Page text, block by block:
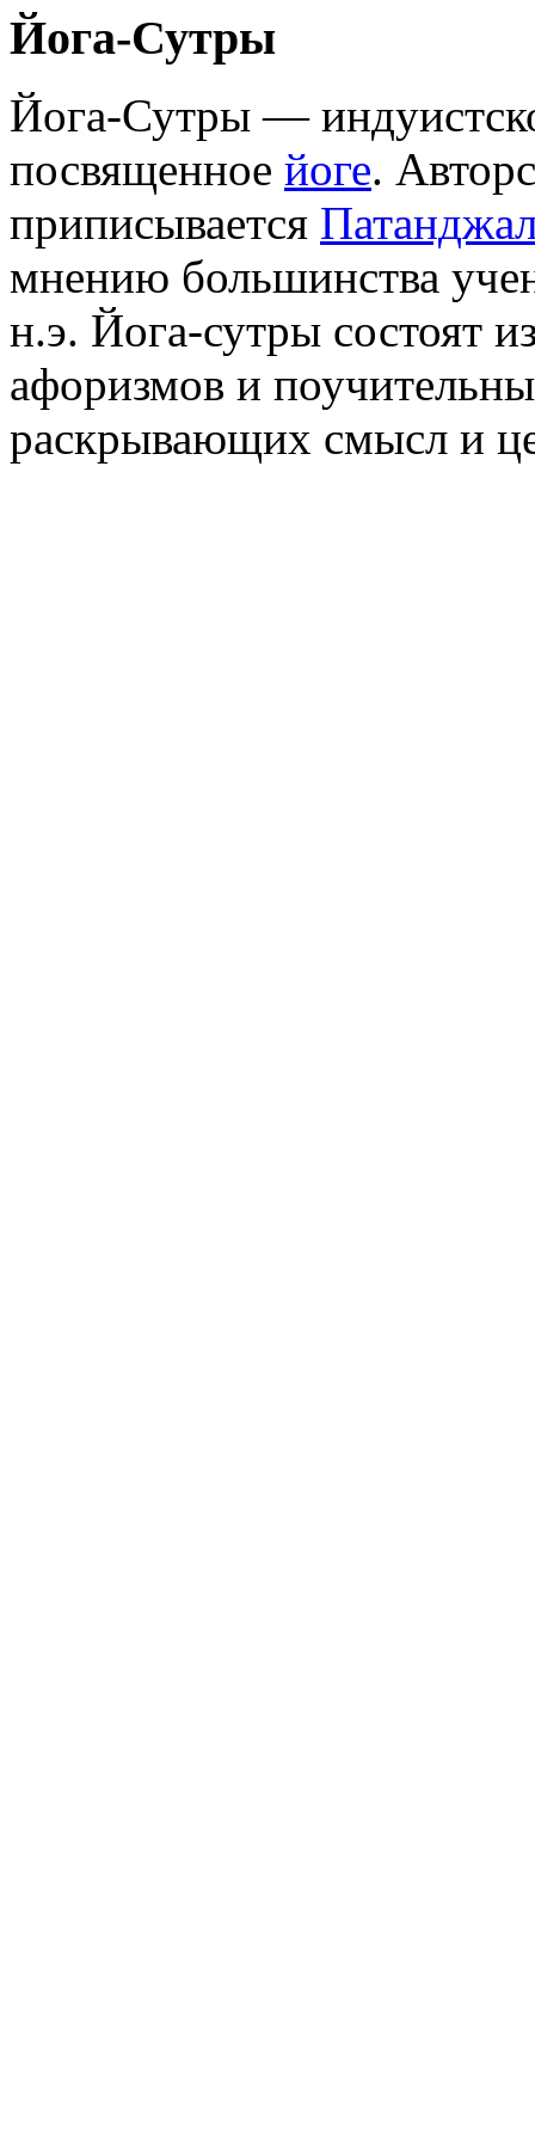
Йога-Сутры
Йога-Сутры —
посвященное йоге.
приписывается
мнению большинства
н.э. Йога-сутры состоят
афоризмов и
раскрывающих смысл и